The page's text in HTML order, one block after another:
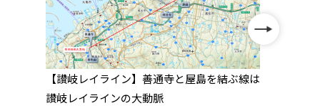
【讃岐レイライン】善通寺と屋島を結ぶ線は
讃岐レイラインの大動脈